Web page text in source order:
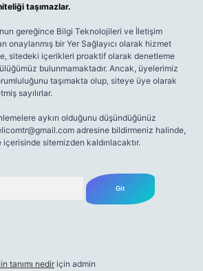
taşımazlar.
gereğince Bilgi Teknolojileri ve İletişim
onaylanmış bir Yer Sağlayıcı olarak hizmet
sitedeki içerikleri proaktif olarak denetleme
bulunmamaktadır. Ancak, üyelerimiz
taşımakta olup, siteye üye olarak
sayılırlar.
aykırı olduğunu düşündüğünüz
adresine bildirmeniz halinde,
sitemizden kaldırılacaktır.
tanımı nedir için admin